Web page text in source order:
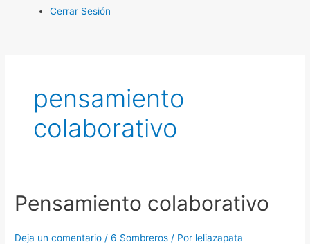
Cerrar Sesión
pensamiento
colaborativo
Pensamiento colaborativo
Deja un comentario /6 Sombreros / Por leliazapata
Pensamiento
colaborativo